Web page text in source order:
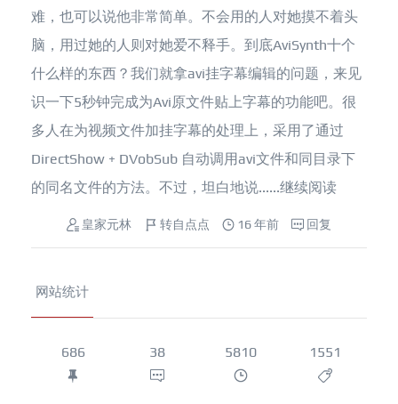
难，也可以说他非常简单。不会用的人对她摸不着头
脑，用过她的人则对她爱不释手。到底AviSynth十个
什么样的东西？我们就拿avi挂字幕编辑的问题，来见
识一下5秒钟完成为Avi原文件贴上字幕的功能吧。很
多人在为视频文件加挂字幕的处理上，采用了通过
DirectShow + DVobSub 自动调用avi文件和同目录下
的同名文件的方法。不过，坦白地说......继续阅读
皇家元林 转自点点 16 年前 回复
网站统计
686 38 5810 1551